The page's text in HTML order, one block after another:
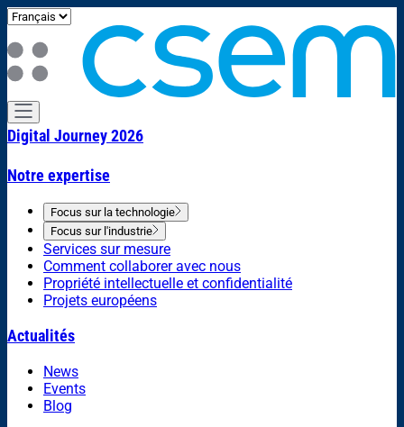
Digital Journey 2026
Notre expertise
Focus sur la technologie
Focus sur l'industrie
Services sur mesure
Comment collaborer avec nous
Propriété intellectuelle et confidentialité
Projets européens
Actualités
News
Events
Blog